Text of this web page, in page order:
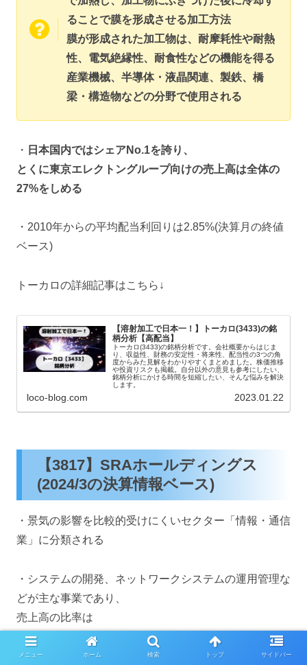
ることで膜を形成させる加工方法
膜が形成された加工物は、耐摩耗性や耐熱
性、電気絶縁性、耐食性などの機能を得る
産業機械、半導体・液晶関連、製鉄、橋
梁・構造物などの分野で使用される
・ 日本国内ではシェアNo.1を誇り、
とくに東京エレクトングループ向けの売上高は全体の
27%をしめる
・2010年からの平均配当利回りは2.85%(決算月の終値
ベース)
トーカロの詳細記事はこちら↓
【溶射加工で日本一！】トーカロ(3433)の銘
柄分析【高配当】
トーカロ(3433)の銘柄分析です。会社概要からはじま
り、収益性、財務の安定性・将来性、配当性の3つの角
度からみた見解をわかりやすくまとめました。株価推移
や投資リスクも掲載。自分以外の意見も参考にしたい、
銘柄分析にかける時間を短縮したい、そんな悩みを解決
します。
loco-blog.com 2023.01.22
【3817】SRAホールディングス
(2024/3の決算情報ベース)
・景気の影響を比較的受けにくいセクター「情報・通信
業」に分類される
・システムの開発、ネットワークシステムの運用管理な
どが主な事業であり、
売上高の比率は
開発事業：約52%
運用・構築事業：約13%
メニュー ホーム 検索 トップ サイドバー